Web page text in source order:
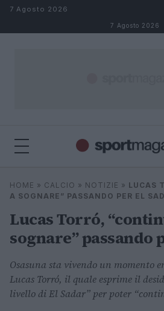
Salta al contenuto
7 Agosto 2026
7 Agosto 2026
Cerca
HOME » CALCIO » NOTIZIE » LUCAS
A SOGNARE” PASSANDO PER EL
Lucas Torró,
sognare” passando
Osasuna sta vivendo un momento
Lucas Torró, il quale esprime il
livello di El Sadar” per poter